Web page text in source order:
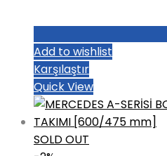
Add to wishlist
Karşılaştır
Quick View
SOLD OUT